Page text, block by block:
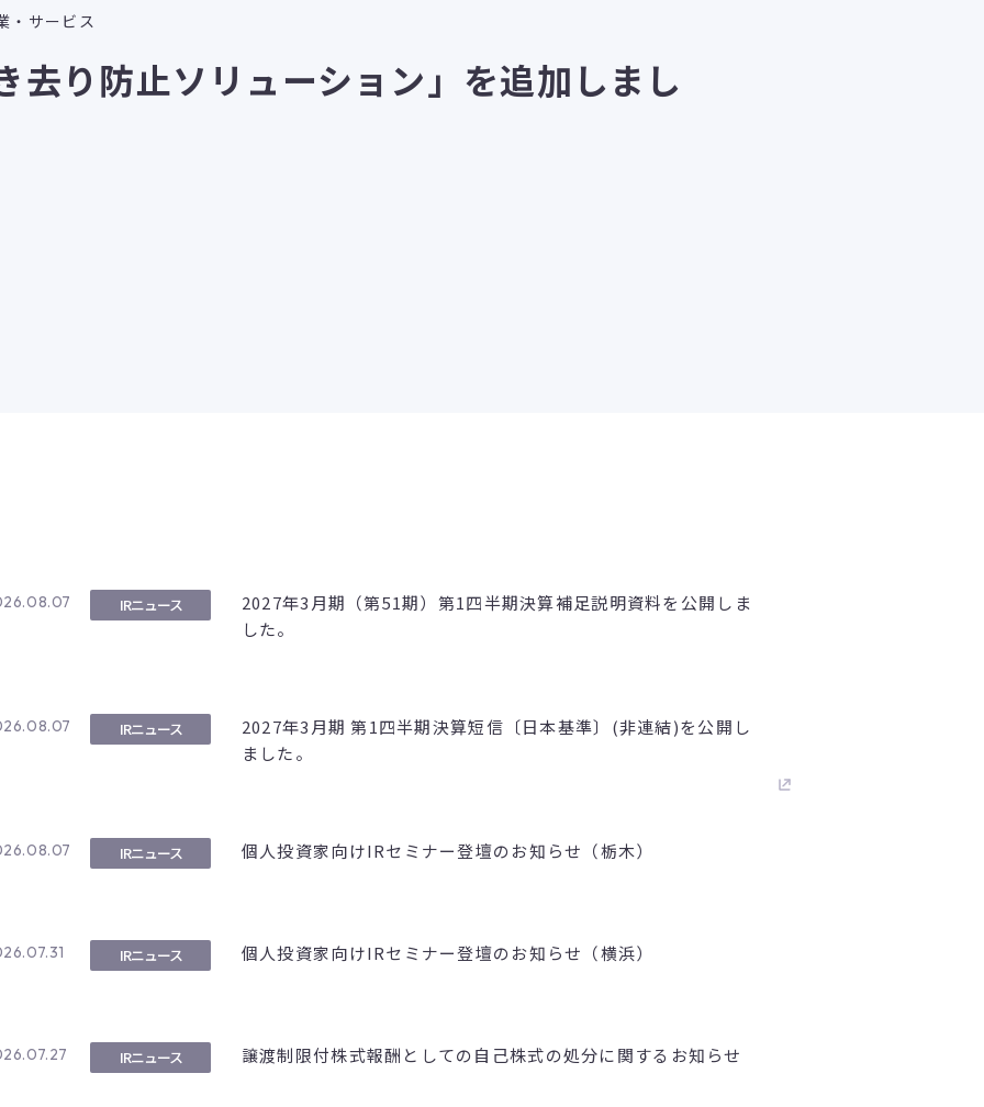
・サービス
去り防止ソリューション」を追加しまし
IRニュース
2027年3月期（第51期）第1四半期決算補足説明資料を公開しま
した。
IRニュース
2027年3月期 第1四半期決算短信〔日本基準〕(非連結)を公開し
ました。
IRニュース 個人投資家向けIRセミナー登壇のお知らせ（栃木）
IRニュース 個人投資家向けIRセミナー登壇のお知らせ（横浜）
IRニュース 譲渡制限付株式報酬としての自己株式の処分に関するお知らせ